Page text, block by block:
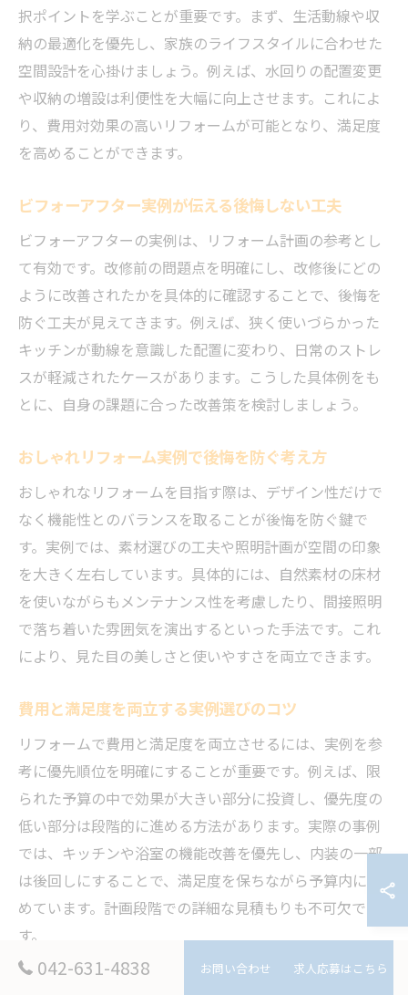
択ポイントを学ぶことが重要です。まず、生活動線や収
納の最適化を優先し、家族のライフスタイルに合わせた
空間設計を心掛けましょう。例えば、水回りの配置変更
や収納の増設は利便性を大幅に向上させます。これによ
り、費用対効果の高いリフォームが可能となり、満足度
を高めることができます。
ビフォーアフター実例が伝える後悔しない工夫
ビフォーアフターの実例は、リフォーム計画の参考とし
て有効です。改修前の問題点を明確にし、改修後にどの
ように改善されたかを具体的に確認することで、後悔を
防ぐ工夫が見えてきます。例えば、狭く使いづらかった
キッチンが動線を意識した配置に変わり、日常のストレ
スが軽減されたケースがあります。こうした具体例をも
とに、自身の課題に合った改善策を検討しましょう。
おしゃれリフォーム実例で後悔を防ぐ考え方
おしゃれなリフォームを目指す際は、デザイン性だけで
なく機能性とのバランスを取ることが後悔を防ぐ鍵で
す。実例では、素材選びの工夫や照明計画が空間の印象
を大きく左右しています。具体的には、自然素材の床材
を使いながらもメンテナンス性を考慮したり、間接照明
で落ち着いた雰囲気を演出するといった手法です。これ
により、見た目の美しさと使いやすさを両立できます。
費用と満足度を両立する実例選びのコツ
リフォームで費用と満足度を両立させるには、実例を参
考に優先順位を明確にすることが重要です。例えば、限
られた予算の中で効果が大きい部分に投資し、優先度の
低い部分は段階的に進める方法があります。実際の事例
では、キッチンや浴室の機能改善を優先し、内装の一部
は後回しにすることで、満足度を保ちながら予算内に収
めています。計画段階での詳細な見積もりも不可欠で
す。
042-631-4838 お問い合わせ 求人応募はこちら